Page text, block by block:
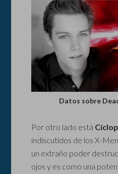
Datos sobre
Por otro lado está
indiscutidos de los X-
un extraño poder
ojos y es como una